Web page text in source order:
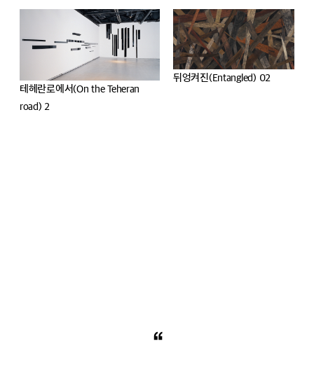
테헤란로에서(On the Teheran
road) 2
뒤엉켜진(Entangled) 02
“